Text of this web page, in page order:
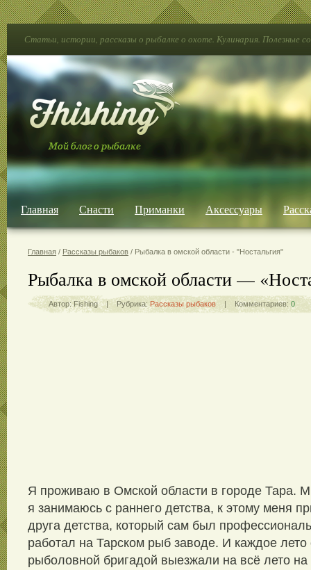
Статьи, истории, рассказы о рыбалке о охоте. Кулинария. Полезные
Главная Снасти Приманки Аксессуары
Главная / Рассказы рыбаков / Рыбалка в омской области - "Ностальгия"
Рыбалка в омской области —
Автор: Fishing | Рубрика: Рассказы рыбаков | Комментариев: 0
Я проживаю в Омской области в городе Тара.
я занимаюсь с раннего детства, к этому меня
друга детства, который сам был
работал на Тарском рыб заводе. И каждое лето
рыболовной бригадой выезжали на всё лето